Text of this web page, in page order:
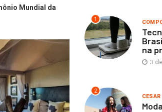
Mundial da
1
na
3
2